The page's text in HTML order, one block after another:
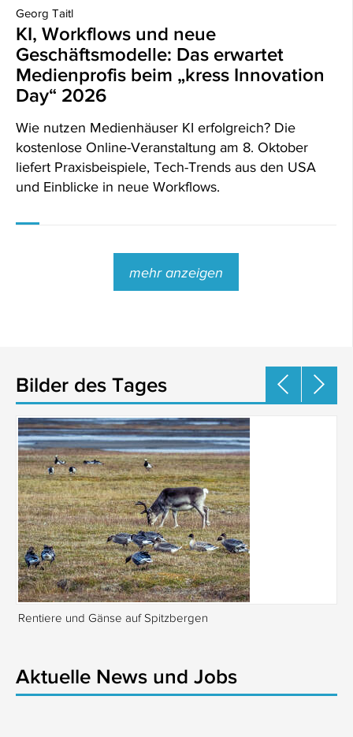
Georg Taitl
KI, Workflows und neue
Geschäftsmodelle: Das erwartet
Medienprofis beim „kress Innovation
Day“ 2026
Wie nutzen Medienhäuser KI erfolgreich? Die
kostenlose Online-Veranstaltung am 8. Oktober
liefert Praxisbeispiele, Tech-Trends aus den USA
und Einblicke in neue Workflows.
mehr anzeigen
Bilder des Tages
Rentiere und Gänse auf Spitzbergen
Aktuelle News und Jobs